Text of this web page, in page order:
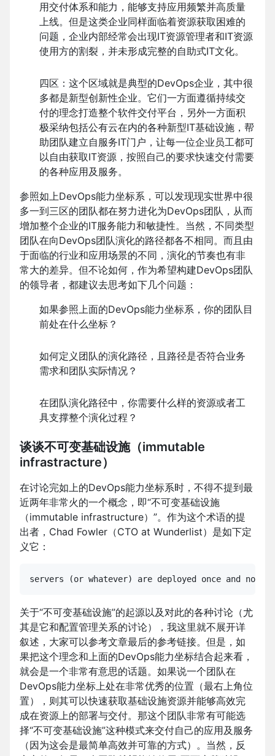
用交付体系和能力，能够支持应用频繁并高质量
上线。但是这类企业同样面临着资源获取困难的
问题，企业内部经常会出现IT资源管理者和IT资源
使用方的割裂，并未形成完整的自助式IT文化。
四区：这个区域就是典型的DevOps企业，其中很
多都是新型创新性企业。它们一方面遵循持续交
付的理念打造整个软件交付平台，另外一方面积
极采纳包括公有云在内的各种新型IT基础设施，帮
助团队建立自服务IT门户，让每一位企业员工都可
以自由获取IT资源，按照自己的要求快速交付需要
的各种应用及服务。
参照如上DevOps能力坐标系，可以发现现实世界中很
多一到三区的团队都在努力进化为DevOps团队，从而
增加整个企业的IT服务能力和敏捷性。当然，不同类型
团队在向DevOps团队演化的路径都各不相同。而且由
于面临的行业和应用场景的不同，演化的节奏也有非
常大的差异。但不论如何，作为希望构建DevOps团队
的领导者，都建议去思考如下几个问题：
如果参照上面的DevOps能力坐标系，你的团队目
前处在什么坐标？
如何定义团队的演化路径，且路径是否符合业务
需求和团队实际情况？
在团队演化路径中，你需要什么样的资源或者工
具支撑整个演化过程？
谈谈不可变基础设施（immutable
infrastracture）
在讨论完如上的DevOps能力坐标系时，不得不提到最
近两年非常火的一个概念，即“不可变基础设施
（immutable infrastructure）”。作为这个术语的提
出者，Chad Fowler（CTO at Wunderlist）是如下定
义它：
servers (or whatever) are deployed once and
关于“不可变基础设施”的起源以及对此的各种讨论（尤
其是它和配置管理关系的讨论），我这里就不展开详
叙述，大家可以参考文章最后的参考链接。但是，如
果把这个理念和上面的DevOps能力坐标结合起来看，
就会是一个非常有意思的话题。如果说一个团队在
DevOps能力坐标上处在非常优秀的位置（最右上角位
置），则其可以快速获取基础设施资源并能够高效完
成在资源上的部署与交付。那这个团队非常有可能选
择“不可变基础设施”这种模式来交付自己的应用及服务
（因为这会是最简单高效并可靠的方式）。当然，反